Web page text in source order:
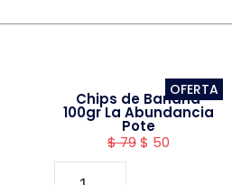
OFERTA
Chips de Banana
100gr La Abundancia
Pote
$79 $ 50